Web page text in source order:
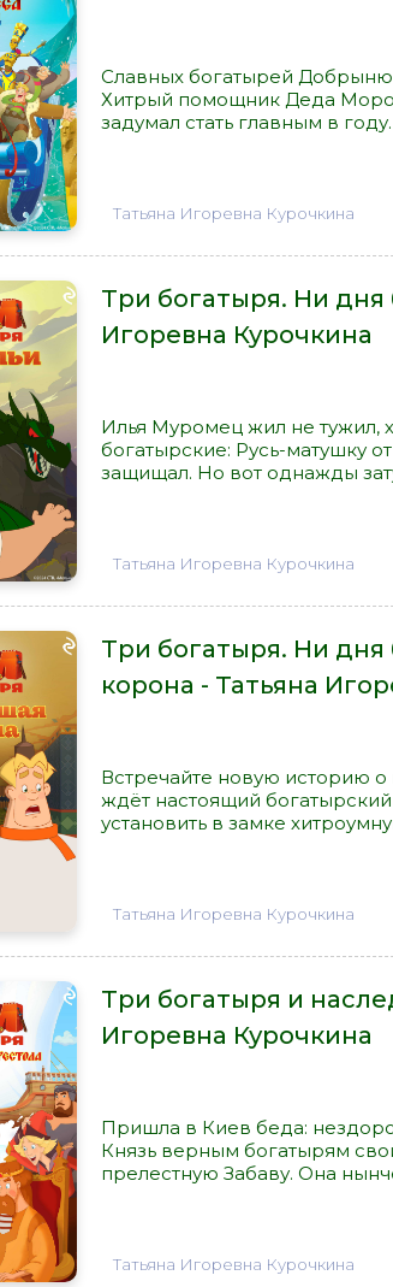
Славных богатырей
Хитрый помощник Деда
задумал стать главным в
Татьяна Игоревна Курочкина
Три богатыря. Ни дня
Игоревна Курочкина
Илья Муромец жил не тужил,
богатырские: Русь-матушку
защищал. Но вот однажды
Татьяна Игоревна Курочкина
Три богатыря. Ни
корона - Татьяна
Встречайте новую историю о
ждёт настоящий
установить в замке
Татьяна Игоревна Курочкина
Три богатыря и
Игоревна Курочкина
Пришла в Киев беда:
Князь верным богатырям
прелестную Забаву. Она
Татьяна Игоревна Курочкина